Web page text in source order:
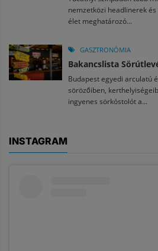
nemzetközi headlinerek és
élet meghatározó...
GASZTRONÓMIA
Bakancslista
Budapest egyedi arculatú
sörözőiben,
ingyenes sörkóstolót a...
INSTAGRAM